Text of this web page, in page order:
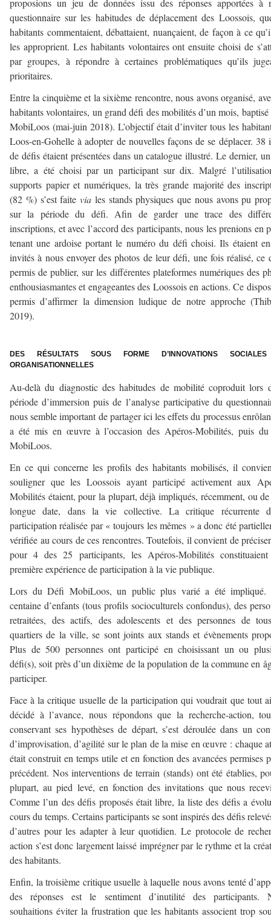
proposions un jeu de données issu des réponses apportées à
questionnaire sur les habitudes de déplacement des Loossois,
habitants commentaient, débattaient, nuançaient, de façon à ce
les approprient. Les habitants volontaires ont ensuite choisi de
par groupes, à répondre à certaines problématiques qu’ils
prioritaires.
Entre la cinquième et la sixième rencontre, nous avons organisé,
habitants volontaires, un grand défi des mobilités d’un mois,
MobiLoos (mai-juin 2018). L’objectif était d’inviter tous les
Loos-en-Gohelle à adopter de nouvelles façons de se déplacer. 38
de défis étaient présentées dans un catalogue illustré. Le dernier,
libre, a été choisi par un participant sur dix. Malgré
supports papier et numériques, la très grande majorité des
(82 %) s’est faite via les stands physiques que nous avons pu
sur la période du défi. Afin de garder une trace des
inscriptions, et avec l’accord des participants, nous les prenions en
tenant une ardoise portant le numéro du défi choisi. Ils étaient
invités à nous envoyer des photos de leur défi, une fois réalisé, ce
permis de publier, sur les différentes plateformes numériques des
enthousiasmantes et engageantes des Loossois en actions. Ce
permis d’affirmer la dimension ludique de notre approche
2019).
DES RÉSULTATS SOUS FORME D’INNOVATIONS
ORGANISATIONNELLES
Au-delà du diagnostic des habitudes de mobilité coproduit lors
période d’immersion puis de l’analyse participative du
nous semble important de partager ici les effets du processus
a été mis en œuvre à l’occasion des Apéros-Mobilités, puis
MobiLoos.
En ce qui concerne les profils des habitants mobilisés, il
souligner que les Loossois ayant participé activement aux
Mobilités étaient, pour la plupart, déjà impliqués, récemment, ou
longue date, dans la vie collective. La critique récurrente
participation réalisée par « toujours les mêmes » a donc été
vérifiée au cours de ces rencontres. Toutefois, il convient de
pour 4 des 25 participants, les Apéros-Mobilités
première expérience de participation à la vie publique.
Lors du Défi MobiLoos, un public plus varié a été impliqué.
centaine d’enfants (tous profils socioculturels confondus), des
retraitées, des actifs, des adolescents et des personnes de
quartiers de la ville, se sont joints aux stands et évènements
Plus de 500 personnes ont participé en choisissant un ou
défi(s), soit près d’un dixième de la population de la commune en
participer.
Face à la critique usuelle de la participation qui voudrait que tout
décidé à l’avance, nous répondons que la recherche-action,
conservant ses hypothèses de départ, s’est déroulée dans un
d’improvisation, d’agilité sur le plan de la mise en œuvre : chaque
était construit en temps utile et en fonction des avancées permises
précédent. Nos interventions de terrain (stands) ont été établies,
plupart, au pied levé, en fonction des invitations que nous
Comme l’un des défis proposés était libre, la liste des défis a
cours du temps. Certains participants se sont inspirés des défis
d’autres pour les adapter à leur quotidien. Le protocole de
action s’est donc largement laissé imprégner par le rythme et la
des habitants.
Enfin, la troisième critique usuelle à laquelle nous avons tenté
des réponses est le sentiment d’inutilité des participants.
souhaitions éviter la frustration que les habitants associent trop